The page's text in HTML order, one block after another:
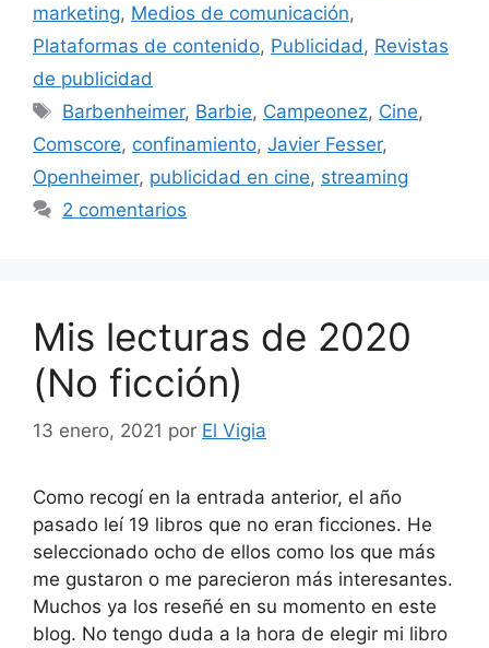
marketing, Medios de comunicación,
Plataformas de contenido, Publicidad , Revistas
de publicidad
Etiquetas
Barbenheimer, Barbie, Campeonez, Cine,
Comscore, confinamiento, Javier Fesser,
Openheimer, publicidad en cine, streaming
2 comentarios
Mis lecturas de 2020
(No ficción)
13 enero, 2021 por El Vigia
Como recogí en la entrada anterior, el año
pasado leí 19 libros que no eran ficciones. He
seleccionado ocho de ellos como los que más
me gustaron o me parecieron más interesantes.
Muchos ya los reseñé en su momento en este
blog. No tengo duda a la hora de elegir mi libro